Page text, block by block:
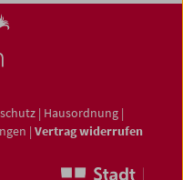
| Hausordnung |
| Vertrag widerrufen